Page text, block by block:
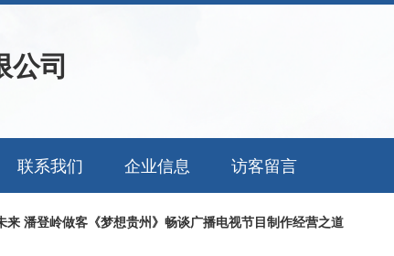
公司
联系我们 企业信息 访客留言
来 潘登岭做客《梦想贵州》畅谈广播电视节目制作经营之道